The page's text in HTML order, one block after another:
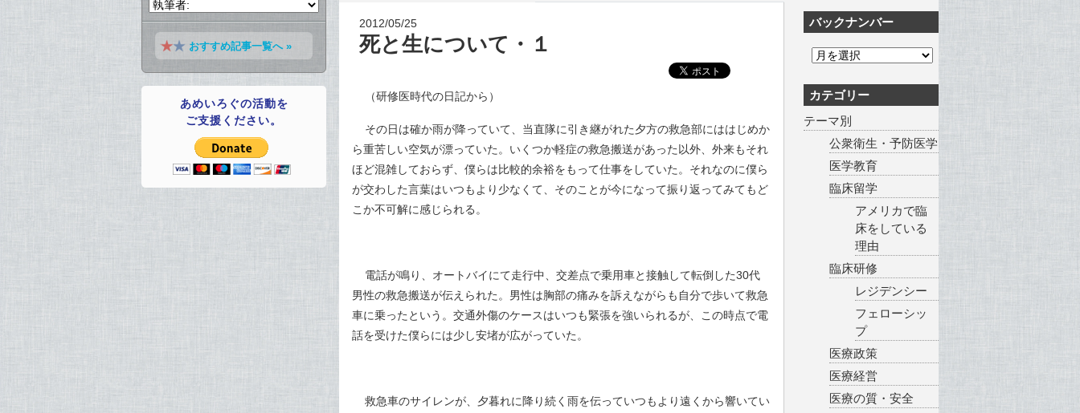
2012/05/25
死と生について・１
（研修医時代の日記から）
その日は確か雨が降っていて、当直隊に引き継がれた夕方の救急部にははじめか
ら重苦しい空気が漂っていた。いくつか軽症の救急搬送があった以外、外来もそれ
ほど混雑しておらず、僕らは比較的余裕をもって仕事をしていた。それなのに僕ら
が交わした言葉はいつもより少なくて、そのことが今になって振り返ってみてもど
こか不可解に感じられる。
電話が鳴り、オートバイにて走行中、交差点で乗用車と接触して転倒した30代
男性の救急搬送が伝えられた。男性は胸部の痛みを訴えながらも自分で歩いて救急
車に乗ったという。交通外傷のケースはいつも緊張を強いられるが、この時点で電
話を受けた僕らには少し安堵が広がっていた。
救急車のサイレンが、夕暮れに降り続く雨を伝っていつもより遠くから響いてい
バックナンバー
カテゴリー
テーマ別
公衆衛生・予防医学
医学教育
臨床留学
アメリカで臨
床をしている
理由
臨床研修
レジデンシー
フェローシッ
プ
医療政策
医療経営
医療の質・安全
おすすめ記事一覧へ »
あめいろぐの活動を
ご支援ください。